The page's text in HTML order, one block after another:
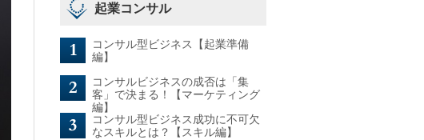
起業コンサル
コンサル型ビジネス【起業準備
編】
コンサルビジネスの成否は「集
客」で決まる！【マーケティング
編】
コンサル型ビジネス成功に不可欠
なスキルとは？【スキル編】